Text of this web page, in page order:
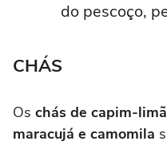
do pescoço,
CHÁS
Os chás de capim-
maracujá e camomila